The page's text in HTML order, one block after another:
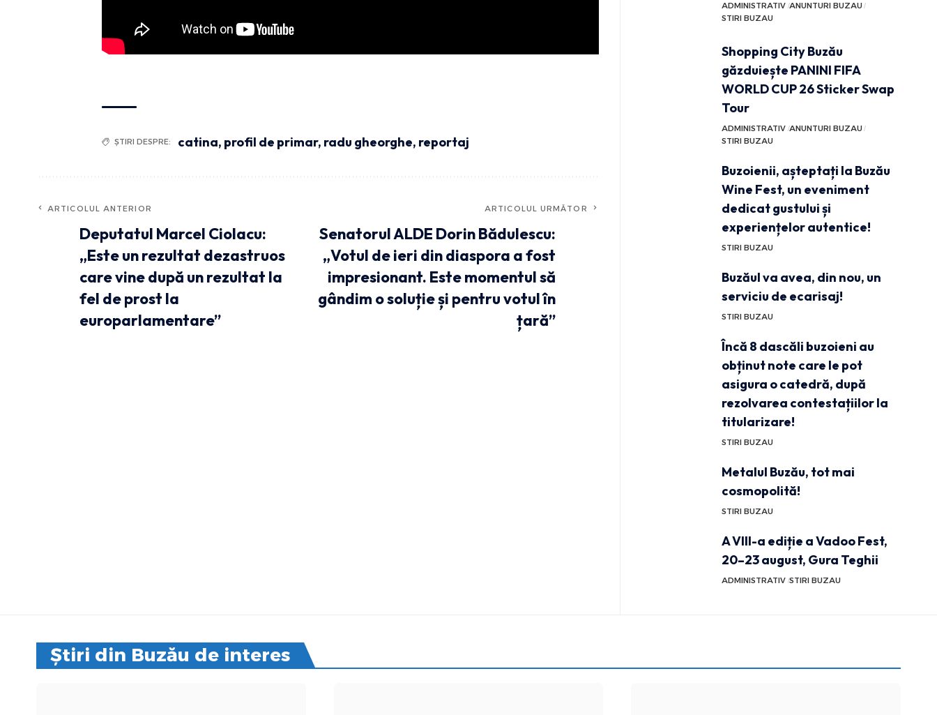
ȘTIRI DESPRE: catina, profil de primar, radu gheorghe, reportaj
ARTICOLUL ANTERIOR
Deputatul Marcel Ciolacu:
„Este un rezultat dezastruos
care vine după un rezultat la
fel de prost la
europarlamentare”
ARTICOLUL URMĂTOR
Senatorul ALDE Dorin Bădulescu:
„Votul de ieri din diaspora a fost
impresionant. Este momentul să
gândim o soluție și pentru votul în
țară”
ADMINISTRATIV ANUNTURI BUZAU
STIRI BUZAU
Shopping City Buzău
găzduiește PANINI FIFA
WORLD CUP 26 Sticker Swap
Tour
ADMINISTRATIV ANUNTURI BUZAU
STIRI BUZAU
Buzoienii, așteptați la Buzău
Wine Fest, un eveniment
dedicat gustului și
experiențelor autentice!
STIRI BUZAU
Buzăul va avea, din nou, un
serviciu de ecarisaj!
STIRI BUZAU
Încă 8 dascăli buzoieni au
obținut note care le pot
asigura o catedră, după
rezolvarea contestațiilor la
titularizare!
STIRI BUZAU
Metalul Buzău, tot mai
cosmopolită!
STIRI BUZAU
A VIII-a ediție a Vadoo Fest,
20–23 august, Gura Teghii
ADMINISTRATIV STIRI BUZAU
Știri din Buzău de interes